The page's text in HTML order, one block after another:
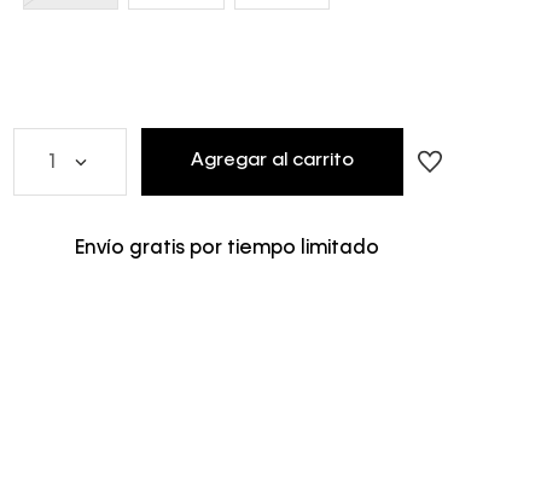
Agregar al carrito
Envío gratis por tiempo limitado